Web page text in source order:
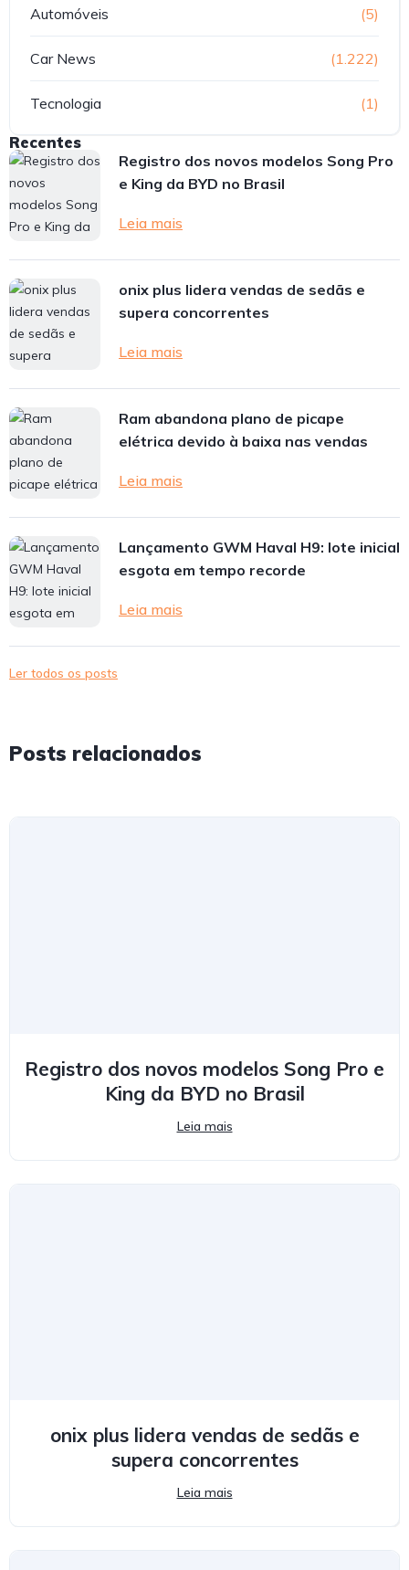
Automóveis (5)
Car News (1.222)
Tecnologia (1)
Recentes
Registro dos novos modelos Song Pro
e King da BYD no Brasil
Leia mais
onix plus lidera vendas de sedãs e
supera concorrentes
Leia mais
Ram abandona plano de picape
elétrica devido à baixa nas vendas
Leia mais
Lançamento GWM Haval H9: lote inicial
esgota em tempo recorde
Leia mais
Ler todos os posts
Posts relacionados
Registro dos novos modelos Song Pro e
King da BYD no Brasil
Leia mais
onix plus lidera vendas de sedãs e
supera concorrentes
Leia mais